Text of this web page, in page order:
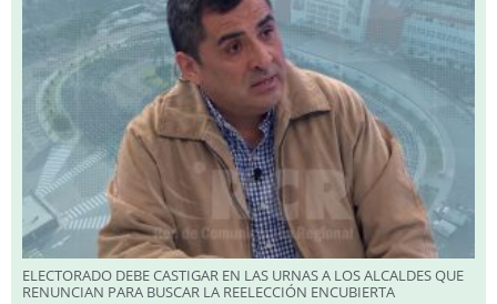
ELECTORADO DEBE CASTIGAR EN LAS URNAS A LOS ALCALDES QUE
RENUNCIAN PARA BUSCAR LA REELECCIÓN ENCUBIERTA